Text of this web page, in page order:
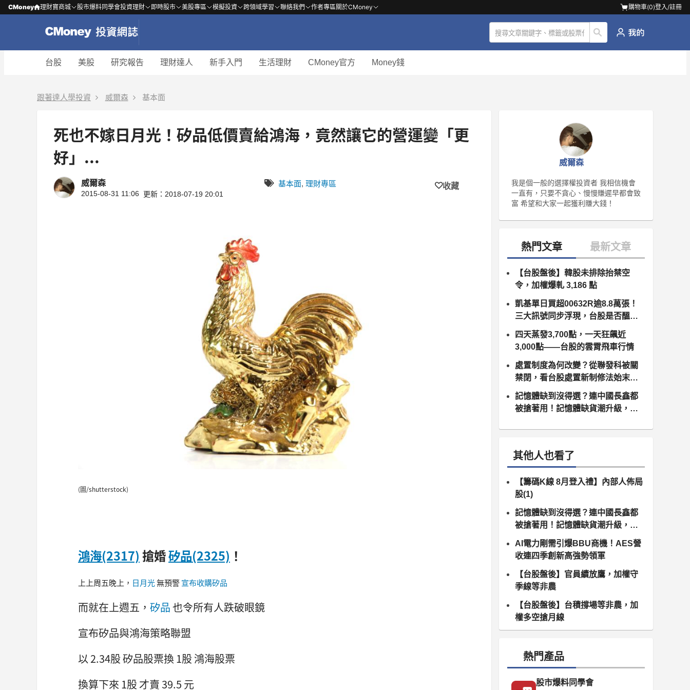
CMoney 理財寶商城 股市爆料同學會投資理財 即時股市 美股專區 模擬投資 跨領域學習 聯絡我們 作者專區關於CMoney 購物車(0)登入/註冊
台股 美股 研究報告 理財達人 新手入門 生活理財 CMoney官方 Money錢
跟著達人學投資 威爾森 基本面
死也不嫁日月光！矽品低價賣給鴻海，竟然讓它的營運變「更
好」...
威爾森
2015-08-31 11:06 更新：2018-07-19 20:01
基本面, 理財專區 收藏
(圖/shutterstock)
鴻海(2317) 搶婚矽品(2325) ！
上上周五晚上， 日月光無預警宣布收購矽品
而就在上週五， 矽品也令所有人跌破眼鏡
宣布矽品與鴻海策略聯盟
以 2.34股 矽品股票換 1股 鴻海股票
換算下來 1股 才賣 39.5 元
威爾森
我是個一般的選擇權投資者 我相信機會
一直有，只要不貪心、慢慢賺遲早都會致
富 希望和大家一起獲利賺大錢！
【台股盤後】韓股未排除抬禁空
令，加權爆軋 3,186 點
凱基單日買超00632R逾8.8萬張！
三大訊號同步浮現，台股是否醞釀
變盤？
四天蒸發3,700點，一天狂飆近
3,000點——台股的雲霄飛車行情
處置制度為何改變？從聯發科被關
禁閉，看台股處置新制修法始末（8
月10日正式上路）
記憶體缺到沒得選？連中國長鑫都
被搶著用！記憶體缺貨潮升級，南
其他人也看了
【籌碼K線 8月登入禮】內部人佈局
股(1)
記憶體缺到沒得選？連中國長鑫都
被搶著用！記憶體缺貨潮升級，南
亞科、群聯領軍噴發
AI電力剛需引爆BBU商機！AES營
收連四季創新高強勢領軍
【台股盤後】官員續放鷹，加權守
季線等非農
【台股盤後】台積撐場等非農，加
權多空搶月線
熱門產品
股市爆料同學會